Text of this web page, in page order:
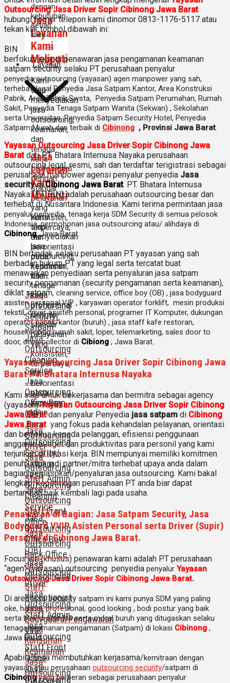
Jasa
Layanan
Kami
Meliputi
Kami
siap
menyediakan
jasa
outsourcing,
keamanan,
dan
tenaga
kerja
profesional
dengan
standar
pelayanan
yang
konsisten,
terpercaya,
dan
berorientasi
pada
kepuasan
klien.
Jasa
Outsourcing
Security/
Satpam
Jasa
Outsourcing
Cleaning
Service
Jasa
Outsourcing
Office Boy
(OB)
Jasa
Outsourcing
Driver
Jasa
Outsourcing
Staff Admin
Jasa
Outsourcing
Staff Front
Office
Jasa
Outsourcing
Back Office
Jasa
Outsourcing
Staff
Receptionist
Jasa
Bodyguard/Pengawalan
VVIP
Jasa
Konsultan
Keamanan
Jasa
Outsourcing
dengan
kebutuhan
setiap
klien.
Layanan
Jasa
Layanan
Kami
Meliputi
Kami
siap
menyediakan
jasa
outsourcing,
keamanan,
dan
tenaga
kerja
profesional
dengan
standar
pelayanan
yang
konsisten,
terpercaya,
dan
berorientasi
pada
kepuasan
klien.
Jasa
Outsourcing
Security/
Satpam
Jasa
Outsourcing
Cleaning
Service
Jasa
Outsourcing
Office Boy
(OB)
Jasa
Outsourcing
Driver
Jasa
Outsourcing
Staff Admin
Jasa
Outsourcing
Staff Front
Office
Jasa
Outsourcing
Outsourcing Jasa Driver Sopir Cibinong Jawa Barat
hubungi nomor telepon kami dinomor 0813-1176-5117 atau
tekan klik tombol dibawah ini:
BIN
berfokus juga di penawaran jasa pengamanan keamanan
satpam security selaku PT perusahaan penyalur
penyediaoutsourcing (yayasan) agen manpower yang sah,
terhebat, legal Penyedia Jasa Satpam Kantor, Area Konstruksi
Pabrik, Area Pabrik Swsta, Penyedia Satpam Perumahan, Rumah
Sakit, Penyedia Tenaga Satpam Wanita (Sekwan) , Sekolahan
serta Universitas, Penyedia Satpam Security Hotel, Penyedia
Satpam Murah dan terbaik di Cibinong , Provinsi Jawa Barat.
Yayasan Outsourcing Jasa Driver Sopir Cibinong Jawa
Barat dari PT. Bhatara Internusa Nayaka perusahaan
outsourcing legal, resmi, sah dan terdaftar terigistrasi sebagai
perusahaan manpower agensi penyalur penyedia Jasa
securitydiCibinong Jawa Barat. PT. Bhatara Internusa
Nayaka (PT. BIN) adalah perusahaan outsourcing besar dan
terhebat di Nusantara Indonesia. Kami terima permintaan jasa
penyalurpenyedia tenaga kerja SDM Security di semua pelosok
Indonesia, permohonan jasa outsourcing atau/ alihdaya di
Cibinong,Jawa Barat.
BIN bertindak selaku perusahaan PT yayasan yang sah
berbadan hukum PT yang legal serta tercatat buat
menawarkan penyediaan serta penyaluran jasa satpam
security pengamanan (security pengamanan serta keamanan),
diklat satpam, cleaning service, office boy (OB) , jasa bodyguard
asisten personal VIP , karyawan operator forklift, mesin produksi
tekstil, driver asisten personal, programer IT Komputer, dukungan
operator pabrik/kantor (buruh) , jasa staff kafe restoran,
housekeeping rumah sakit, loper, telemarketing, sales door to
door, deep collector di Cibiong , Jawa Barat.
Yayasan Outsourcing Jasa Driver Sopir Cibinong Jawa
Barat PT. Bhatara Internusa Nayaka
Kami siap untuk bekerjasama dan bermitra sebagai agency
(yayasan)Yayasan Outsourcing Jasa Driver Sopir Cibinong
Jawa Baratdan penyalur Penyedia jasa satpam di Cibinong
Jawa Barat yang fokus pada kehandalan pelayanan, orientasi
dan berfokus kepada pelanggan, efisiensi penggunaan
anggaran budget dan produktivitas para personil yang kami
terjunkan di lokasi kerja. BIN mempunyai memiliki komitmen
penuh untuk jadi partner/mitra terhebat upaya anda dalam
bagian pemasokan/penyaluran jasa outsourcing. Kami bakal
lengkapi kepentingan perusahaan PT anda biar dapat
bertambah baik kembali lagi pada usaha.
Penawaran di Bagian: Jasa Satpam Security, Jasa
Bodyguard VVIP Asisten Personal serta Driver (Supir)
Personal di Cibinong Jawa Barat.
Focus inti (khusus) penawaran kami adalah PT perusahaan
“agen” (yayasan) outsourcing penyedia penyalur Yayasan
Outsourcing Jasa Driver Sopir Cibinong Jawa Barat.
Di area jasa security satpam ini kami punya SDM yang paling
oke, handal, profesional, good looking , bodi postur yang baik
serta baik di attitude serta moral buruh yang ditugaskan selaku
tenaga keamanan pengamanan (Satpam) di lokasi Cibinong ,
Jawa Barat.
Apabila anda membutuhkan kerjasama/kemitraan dengan
yayasan atau perusahaan outsourcing security/satpam di
Cibinongyang berperan sebagai perusahaan penyalur